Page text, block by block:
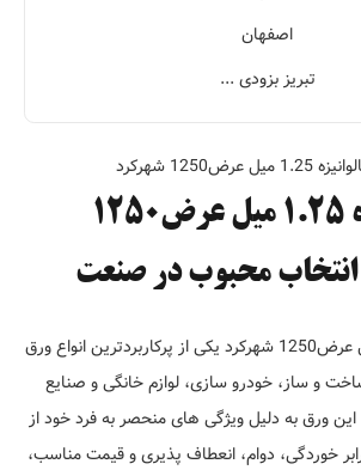
اصفهان
تبریز بزودی ...
ورق گالوانیزه 1.25 میل عرض1250
محبوب در صنعت
ورق گالوانیزه 1.25 میل عرض1250 شهرکرد یکی از پرکاربردترین انواع ورق
و ساز، خودرو سازی، لوازم خانگی و صنایع
ورق به دلیل ویژگی های منحصر به فرد خود از
خوردگی، دوام، انعطاف پذیری و قیمت مناسب،